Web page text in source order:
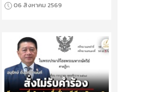
06 สิงหาคม 2569